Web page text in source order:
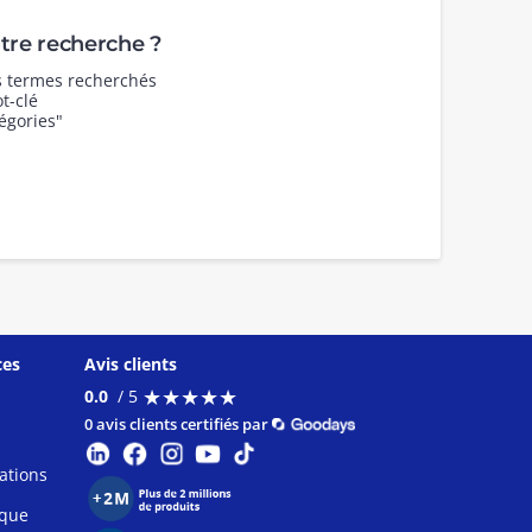
recherche ?
recherchés
clé
Avis clients
0.0 / 5 ★★★★★
★★★★★
0 avis clients certifiés par